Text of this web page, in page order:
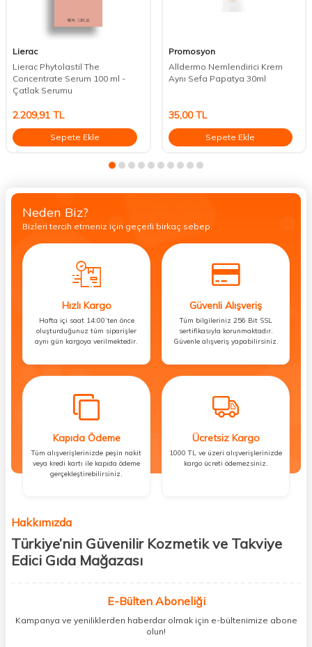
Lierac
Lierac Phytolastil The
Concentrate Serum 100 ml -
Çatlak Serumu
2.209,91 TL
Sepete Ekle
Promosyon
Alldermo Nemlendirici Krem
Aynı Sefa Papatya 30ml
35,00TL
Sepete Ekle
Neden Biz?
Bizleri tercih etmeniz için geçerli birkaç sebep.
Hızlı Kargo
Hafta içi saat 14:00’ten önce
oluşturduğunuz tüm siparişler
aynı gün kargoya verilmektedir.
Güvenli Alışveriş
Tüm bilgileriniz 256 Bit SSL
sertifikasıyla korunmaktadır.
Güvenle alışveriş yapabilirsiniz.
Kapıda Ödeme
Tüm alışverişlerinizde peşin nakit
veya kredi kartı ile kapıda ödeme
gerçekleştirebilirsiniz.
Ücretsiz Kargo
1000 TL ve üzeri alışverişlerinizde
kargo ücreti ödemezsiniz.
Hakkımızda
Türkiye’nin Güvenilir Kozmetik ve Takviye
Edici Gıda Mağazası
kişisel bakım hem de takviye edici gıda ürünlerini sizlerle
buluşturuyoruz. Artık mağaza mağaza dolaşmanıza gerek yok;
ihtiyacınız olan her şeyi tek bir çatı altında topluyor ve kapınıza kadar
E-Bülten Aboneliği
Kampanya ve yeniliklerden haberdar olmak için e-bültenimize abone
olun!